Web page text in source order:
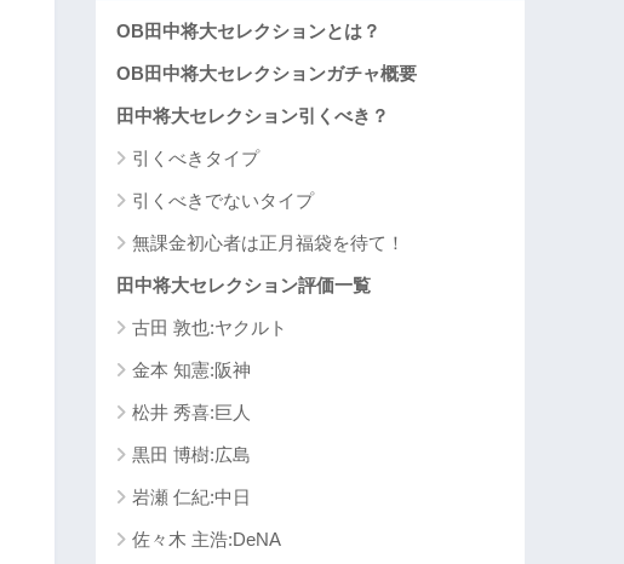
OB田中将大セレクションとは？
OB田中将大セレクションガチャ概要
田中将大セレクション引くべき？
引くべきタイプ
引くべきでないタイプ
無課金初心者は正月福袋を待て！
田中将大セレクション評価一覧
古田 敦也:ヤクルト
金本 知憲:阪神
松井 秀喜:巨人
黒田 博樹:広島
岩瀬 仁紀:中日
佐々木 主浩:DeNA